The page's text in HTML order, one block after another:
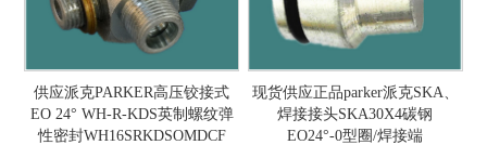
供应派克PARKER高压铰接式
EO 24° WH-R-KDS英制螺纹弹
性密封WH16SRKDSOMDCF
现货供应正品parker派克SKA、
焊接接头SKA30X4碳钢
EO24°-0型圈/焊接端